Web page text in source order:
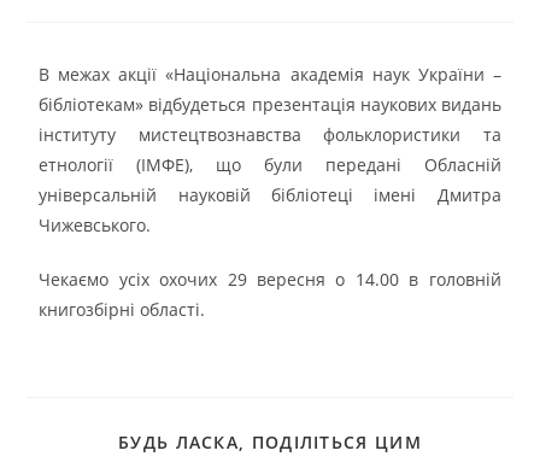
В межах акції «Національна академія наук України –
бібліотекам» відбудеться презентація наукових видань
інституту мистецтвознавства фольклористики та
етнології (ІМФЕ), що були передані Обласній
універсальній науковій бібліотеці імені Дмитра
Чижевського.
Чекаємо усіх охочих 29 вересня о 14.00 в головній
книгозбірні області.
БУДЬ ЛАСКА, ПОДІЛІТЬСЯ ЦИМ